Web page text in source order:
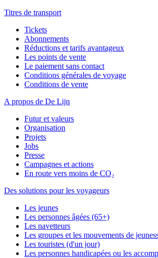
Titres de transport
Tickets
Abonnements
Réductions et tarifs avantageux
Les points de vente
Le paiement sans contact
Conditions générales de voyage
Conditions de vente
A propos de De Lijn
Futur et valeurs
Organisation
Projets
Jobs
Presse
Campagnes et actions
En route vers moins de CO₂
Des solutions pour les voyageurs
Les jeunes
Les personnes âgées (65+)
Les navetteurs
Les groupes et les mouvements de
Les touristes (d'un jour)
Les personnes handicapées ou les